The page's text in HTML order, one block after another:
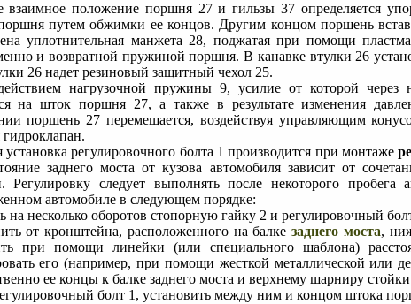
взаимное положение поршня 27 и гильзы 37 определяется
путем обжимки ее концов. Другим концом поршень
уплотнительная манжета 28, поджатая при помощи
и возвратной пружиной поршня. В канавке втулки 26
26 надет резиновый защитный чехол 25.
нагрузочной пружины 9, усилие от которой
на шток поршня 27, а также в результате изменения
поршень 27 перемещается, воздействуя управляющим
гидроклапан.
установка регулировочного болта 1 производится при монтаже
заднего моста от кузова автомобиля зависит от
Регулировку следует выполнять после некоторого
автомобиле в следующем порядке:
на несколько оборотов стопорную гайку 2 и регулировочный
от кронштейна, расположенного на балкезаднего моста,
при помощи линейки (или специального шаблона)
его (например, при помощи жесткой металлической или
ее концы к балке заднего моста и верхнему шарниру
болт 1, установить между ним и концом штока